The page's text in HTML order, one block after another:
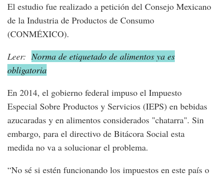
El estudio fue realizado a petición del Consejo Mexicano
de la Industria de Productos de Consumo
(CONMÉXICO).
Leer: Norma de etiquetado de alimentos ya es
obligatoria
En 2014, el gobierno federal impuso el Impuesto
Especial Sobre Productos y Servicios (IEPS) en bebidas
azucaradas y en alimentos considerados "chatarra". Sin
embargo, para el directivo de Bitácora Social esta
medida no va a solucionar el problema.
“No sé si estén funcionando los impuestos en este país o